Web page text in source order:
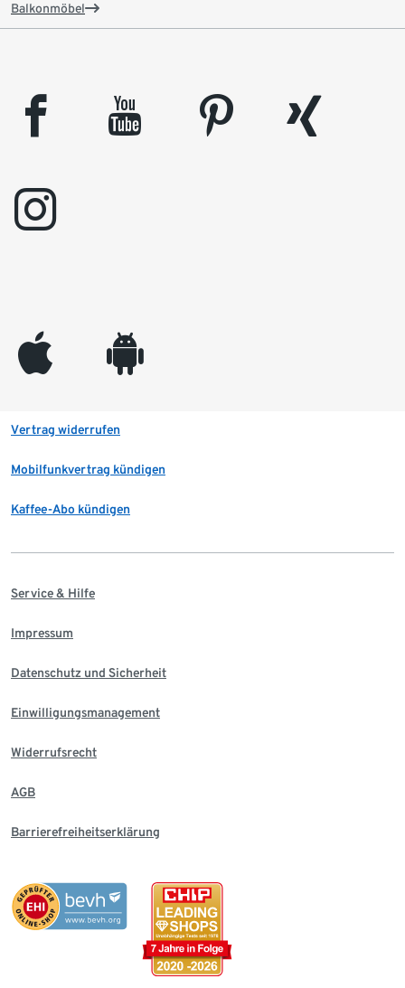
Balkonmöbel
facebook youtube pinterest
xing
instagram
appleinc android
Vertrag widerrufen
Mobilfunkvertrag kündigen
Kaffee-Abo kündigen
Service & Hilfe
Impressum
Datenschutz und Sicherheit
Einwilligungsmanagement
Widerrufsrecht
AGB
Barrierefreiheitserklärung